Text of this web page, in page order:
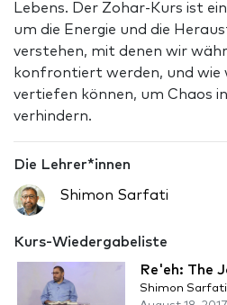
Lebens. Der Zohar-Kurs ist
um die Energie und die
verstehen, mit denen wir
konfrontiert werden, und wie
vertiefen können, um Chaos
verhindern.
Die Lehrer*innen
Shimon Sarfati
Kurs-Wiedergabeliste
Re'eh: The
Shimon Sarfati